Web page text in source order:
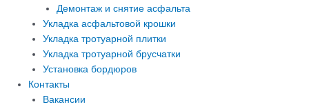
Демонтаж и снятие асфальта
Укладка асфальтовой крошки
Укладка тротуарной плитки
Укладка тротуарной брусчатки
Установка бордюров
Контакты
Вакансии